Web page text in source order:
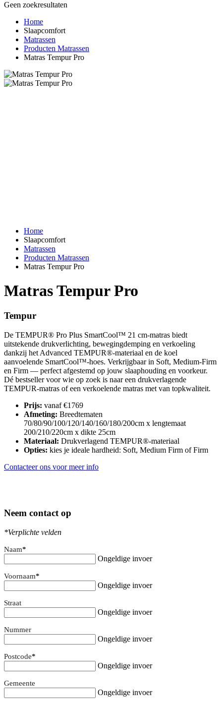
Geen zoekresultaten
Home
Slaapcomfort
Matrassen
Producten Matrassen
Matras Tempur Pro
Home
Slaapcomfort
Matrassen
Producten Matrassen
Matras Tempur Pro
Matras Tempur Pro
Tempur
De TEMPUR® Pro Plus SmartCool™ 21 cm-matras biedt
uitstekende drukverlichting, bewegingdemping en verkoeling
dankzij het Advanced TEMPUR®-materiaal en de koel
aanvoelende SmartCool™-hoes. Verkrijgbaar in Soft, Medium-Firm
en Firm — perfect afgestemd op jouw slaaphouding en voorkeur.
Dé bestseller voor wie op zoek is naar een drukverlagende
TEMPUR-matras of een verkoelende matras met van topkwaliteit.
Prijs: vanaf €1769
Afmeting: Breedtematen
70/80/90/100/120/140/160/180/200cm x lengtemaat
200/210/220cm x dikte 25cm
Materiaal: Drukverlagend TEMPUR®-materiaal
Opties: kies je ideale hardheid: Soft, Medium Firm of Firm
Contacteer ons voor meer info
Neem contact op
*Verplichte velden
Naam*
Ongeldige invoer
Voornaam*
Ongeldige invoer
Straat
Ongeldige invoer
Nummer
Ongeldige invoer
Postcode*
Ongeldige invoer
Gemeente
Ongeldige invoer